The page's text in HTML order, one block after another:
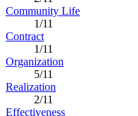
Community Life
1/11
Contract
1/11
Organization
5/11
Realization
2/11
Effectiveness